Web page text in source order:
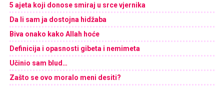
5 ajeta koji donose smiraj u srce vjernika
Da li sam ja dostojna hidžaba
Biva onako kako Allah hoće
Definicija i opasnosti gibeta i nemimeta
Učinio sam blud…
Zašto se ovo moralo meni desiti?